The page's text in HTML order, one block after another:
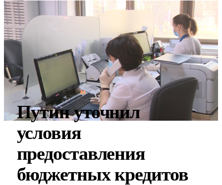
Путин уточнил
условия
предоставления
бюджетных кредитов